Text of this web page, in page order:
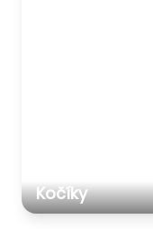
Kočíky